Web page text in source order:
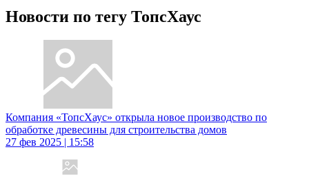
Новости по тегу ТопсХаус
Компания «ТопсХаус» открыла новое производство по
обработке древесины для строительства домов
27 фев 2025 | 15:58